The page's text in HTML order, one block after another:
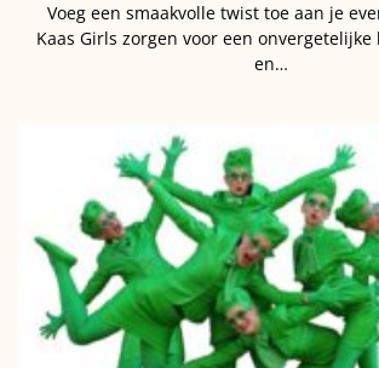
Voeg een smaakvolle twist toe aan je
Kaas Girls zorgen voor een
en…